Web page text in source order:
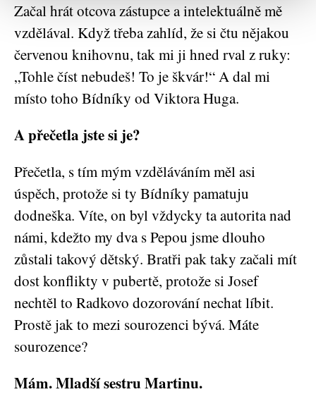
Začal hrát otcova zástupce a intelektuálně mě
vzdělával. Když třeba zahlíd, že si čtu nějakou
červenou knihovnu, tak mi ji hned rval z ruky:
„Tohle číst nebudeš! To je škvár!“ A dal mi
místo toho Bídníky od Viktora Huga.
A přečetla jste si je?
Přečetla, s tím mým vzděláváním měl asi
úspěch, protože si ty Bídníky pamatuju
dodneška. Víte, on byl vždycky ta autorita nad
námi, kdežto my dva s Pepou jsme dlouho
zůstali takový dětský. Bratři pak taky začali mít
dost konflikty v pubertě, protože si Josef
nechtěl to Radkovo dozorování nechat líbit.
Prostě jak to mezi sourozenci bývá. Máte
sourozence?
Mám. Mladší sestru Martinu.